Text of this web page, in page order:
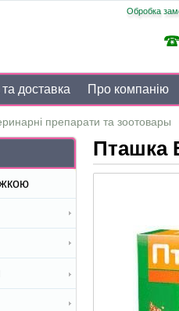
Обробка
доставка Про компанію
препарати та зоотовары
Пташка